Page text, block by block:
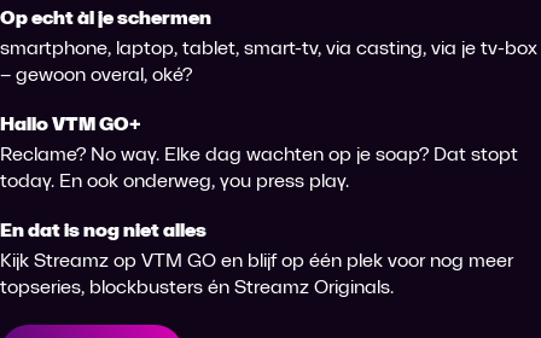
Op echt àl je schermen
smartphone, laptop, tablet, smart-tv, via casting, via je tv-box
– gewoon overal, oké?
Hallo VTM GO+
Reclame? No way. Elke dag wachten op je soap? Dat stopt
today. En ook onderweg, you press play.
En dat is nog niet alles
Kijk Streamz op VTM GO en blijf op één plek voor nog meer
topseries, blockbusters én Streamz Originals.